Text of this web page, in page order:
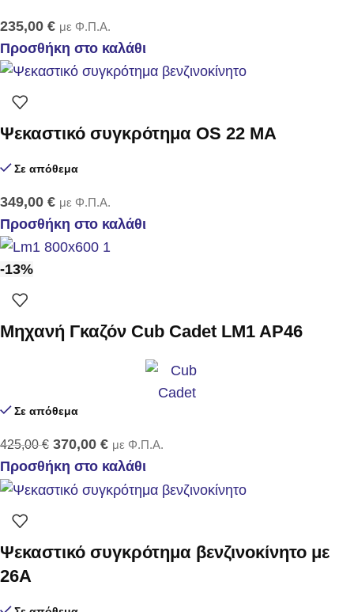
235,00 € με Φ.Π.Α.
Προσθήκη στο καλάθι
Ψεκαστικό συγκρότημα OS 22 MA
Σε απόθεμα
349,00 € με Φ.Π.Α.
Προσθήκη στο καλάθι
-13%
Μηχανή Γκαζόν Cub Cadet LM1 AP46
Σε απόθεμα
425,00€ 370,00 € με Φ.Π.Α.
Προσθήκη στο καλάθι
Ψεκαστικό συγκρότημα βενζινοκίνητο με
26Α